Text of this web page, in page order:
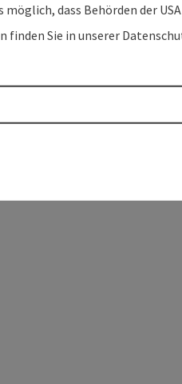
möglich, dass Behörden der
finden Sie in unserer